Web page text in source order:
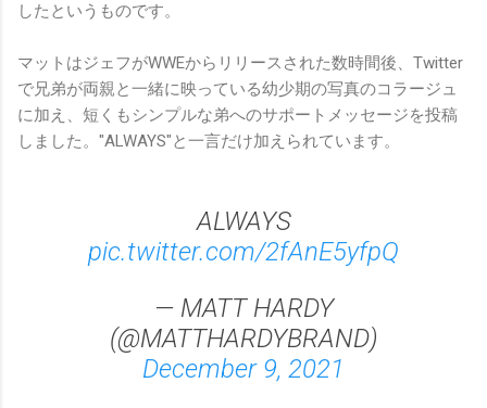
したというものです。
マットはジェフがWWEからリリースされた数時間後、Twitter
で兄弟が両親と一緒に映っている幼少期の写真のコラージュ
に加え、短くもシンプルな弟へのサポートメッセージを投稿
しました。"ALWAYS"と一言だけ加えられています。
ALWAYS
pic.twitter.com/2fAnE5yfpQ
— MATT HARDY
(@MATTHARDYBRAND)
December 9, 2021